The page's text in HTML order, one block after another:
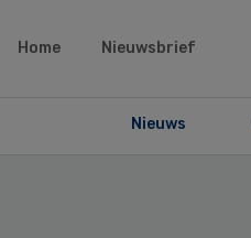
Home Nieuwsbrief
Nieuws